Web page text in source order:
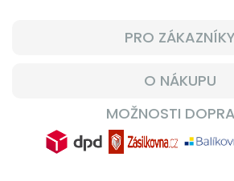
PRO ZÁKAZNÍKY
O NÁKUPU
MOŽNOSTI